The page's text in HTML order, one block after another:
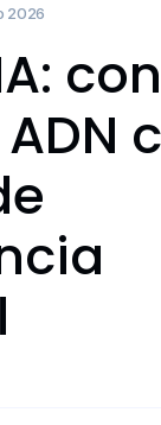
2026